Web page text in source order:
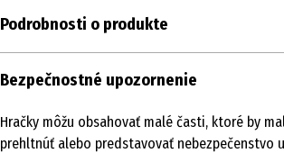
Podrobnosti o produkte
Obsah
Typ produktu
Bezpečnostné upozornenie
Hračky môžu obsahovať malé časti, ktoré by
prehltnúť alebo predstavovať nebezpečenstvo